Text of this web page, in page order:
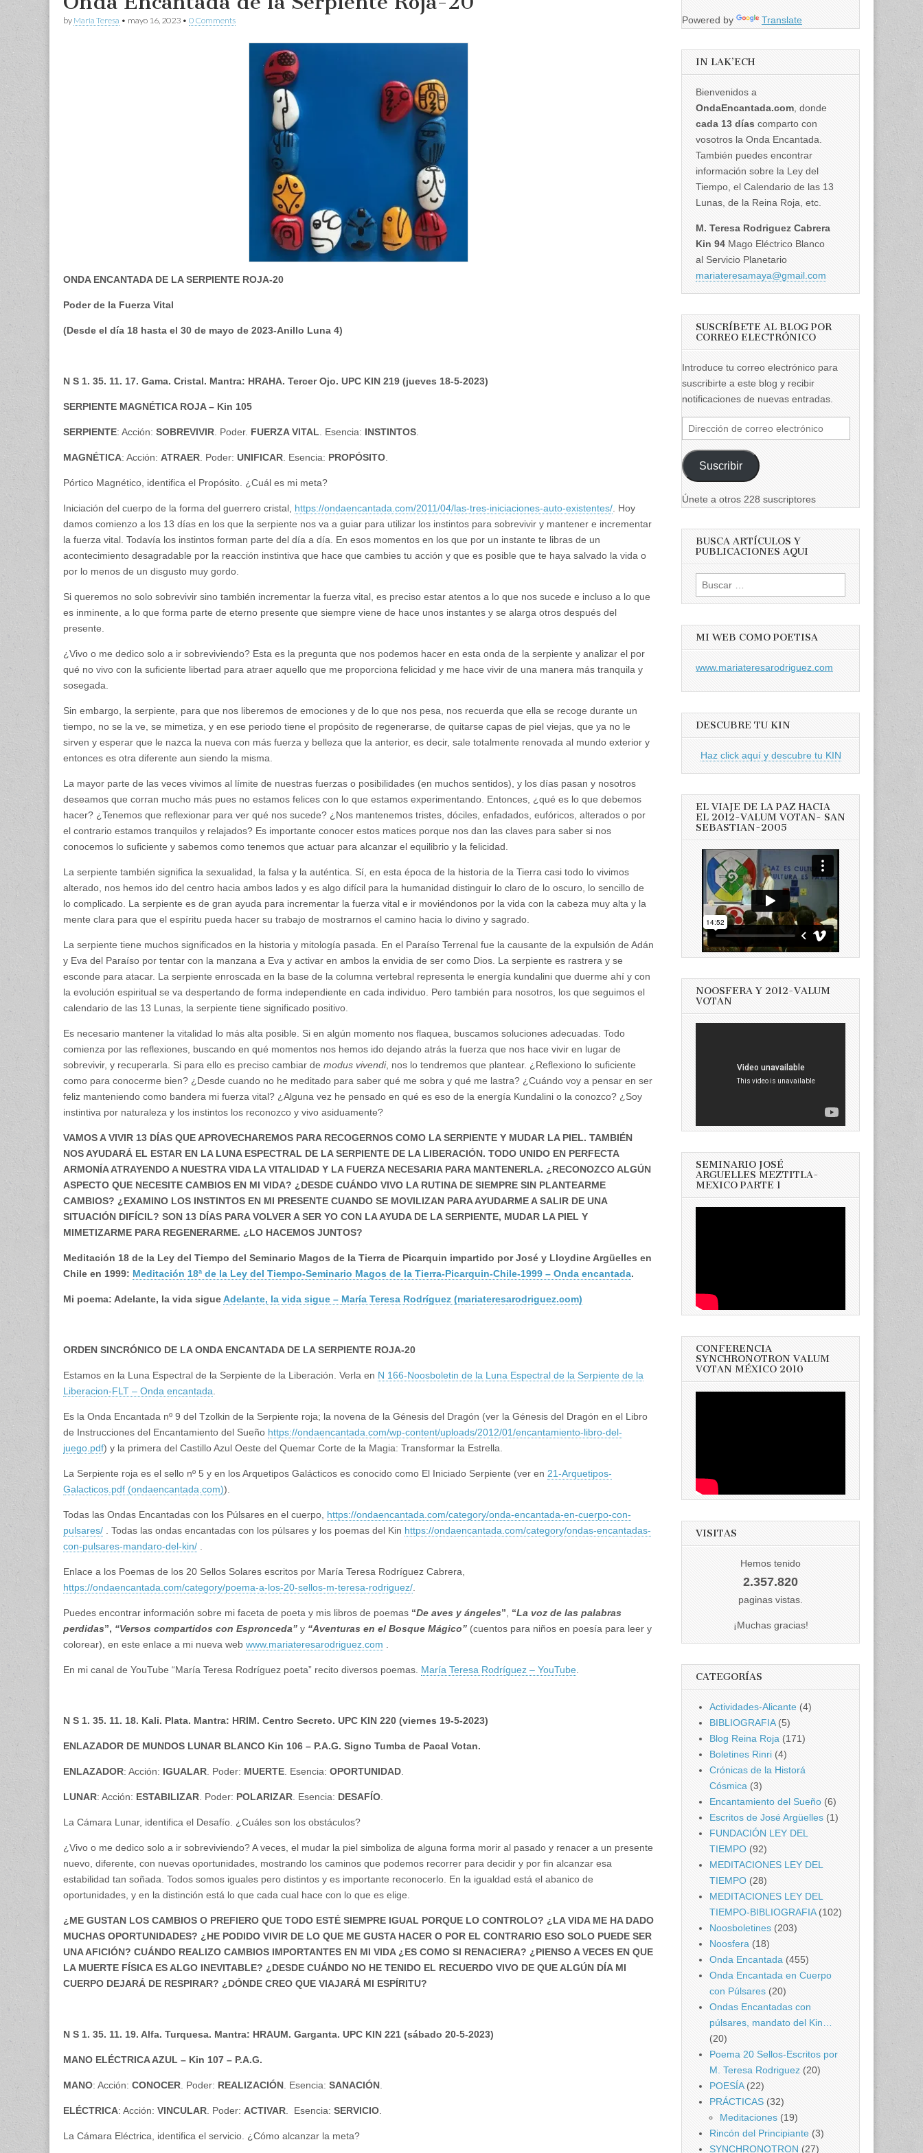
by Maria Teresa • mayo 16, 2023 • 0 Comments
ONDA ENCANTADA DE LA SERPIENTE ROJA-20
Poder de la Fuerza Vital
(Desde el día 18 hasta el 30 de mayo de 2023-Anillo Luna 4)
N S 1. 35. 11. 17. Gama. Cristal. Mantra: HRAHA. Tercer Ojo. UPC KIN 219 (jueves 18-5-2023)
SERPIENTE MAGNÉTICA ROJA – Kin 105
SERPIENTE: Acción: SOBREVIVIR . Poder. FUERZA VITAL . Esencia: INSTINTOS
MAGNÉTICA: Acción: ATRAER . Poder: UNIFICAR . Esencia: PROPÓSITO
Pórtico Magnético, identifica el Propósito. ¿Cuál es mi meta?
Iniciación del cuerpo de la forma del guerrero cristal, https://ondaencantada.com/2011/04/las-tres-iniciaciones-auto-existentes/ . Hoy
damos comienzo a los 13 días en los que la serpiente nos va a guiar para utilizar los instintos para sobrevivir y mantener e incrementar
la fuerza vital. Todavía los instintos forman parte del día a día. En esos momentos en los que por un instante te libras de un
acontecimiento desagradable por la reacción instintiva que hace que cambies tu acción y que es posible que te haya salvado la vida o
por lo menos de un disgusto muy gordo.
Si queremos no solo sobrevivir sino también incrementar la fuerza vital, es preciso estar atentos a lo que nos sucede e incluso a lo que
es inminente, a lo que forma parte de eterno presente que siempre viene de hace unos instantes y se alarga otros después del
presente.
¿Vivo o me dedico solo a ir sobreviviendo? Esta es la pregunta que nos podemos hacer en esta onda de la serpiente y analizar el por
qué no vivo con la suficiente libertad para atraer aquello que me proporciona felicidad y me hace vivir de una manera más tranquila y
sosegada.
Sin embargo, la serpiente, para que nos liberemos de emociones y de lo que nos pesa, nos recuerda que ella se recoge durante un
tiempo, no se la ve, se mimetiza, y en ese periodo tiene el propósito de regenerarse, de quitarse capas de piel viejas, que ya no le
sirven y esperar que le nazca la nueva con más fuerza y belleza que la anterior, es decir, sale totalmente renovada al mundo exterior y
entonces es otra diferente aun siendo la misma.
La mayor parte de las veces vivimos al límite de nuestras fuerzas o posibilidades (en muchos sentidos), y los días pasan y nosotros
deseamos que corran mucho más pues no estamos felices con lo que estamos experimentando. Entonces, ¿qué es lo que debemos
hacer? ¿Tenemos que reflexionar para ver qué nos sucede? ¿Nos mantenemos tristes, dóciles, enfadados, eufóricos, alterados o por
el contrario estamos tranquilos y relajados? Es importante conocer estos matices porque nos dan las claves para saber si nos
conocemos lo suficiente y sabemos como tenemos que actuar para alcanzar el equilibrio y la felicidad.
La serpiente también significa la sexualidad, la falsa y la auténtica. Sí, en esta época de la historia de la Tierra casi todo lo vivimos
alterado, nos hemos ido del centro hacia ambos lados y es algo difícil para la humanidad distinguir lo claro de lo oscuro, lo sencillo de
lo complicado. La serpiente es de gran ayuda para incrementar la fuerza vital e ir moviéndonos por la vida con la cabeza muy alta y la
mente clara para que el espíritu pueda hacer su trabajo de mostrarnos el camino hacia lo divino y sagrado.
La serpiente tiene muchos significados en la historia y mitología pasada. En el Paraíso Terrenal fue la causante de la expulsión de Adán
y Eva del Paraíso por tentar con la manzana a Eva y activar en ambos la envidia de ser como Dios. La serpiente es rastrera y se
esconde para atacar. La serpiente enroscada en la base de la columna vertebral representa le energía kundalini que duerme ahí y con
la evolución espiritual se va despertando de forma independiente en cada individuo. Pero también para nosotros, los que seguimos el
calendario de las 13 Lunas, la serpiente tiene significado positivo.
Es necesario mantener la vitalidad lo más alta posible. Si en algún momento nos flaquea, buscamos soluciones adecuadas. Todo
comienza por las reflexiones, buscando en qué momentos nos hemos ido dejando atrás la fuerza que nos hace vivir en lugar de
sobrevivir, y recuperarla. Si para ello es preciso cambiar de modus vivendi, nos lo tendremos que plantear. ¿Reflexiono lo suficiente
como para conocerme bien? ¿Desde cuando no he meditado para saber qué me sobra y qué me lastra? ¿Cuándo voy a pensar en ser
feliz manteniendo como bandera mi fuerza vital? ¿Alguna vez he pensado en qué es eso de la energía Kundalini o la conozco? ¿Soy
instintiva por naturaleza y los instintos los reconozco y vivo asiduamente?
VAMOS A VIVIR 13 DÍAS QUE APROVECHAREMOS PARA RECOGERNOS COMO LA SERPIENTE Y MUDAR LA PIEL. TAMBIÉN
NOS AYUDARÁ EL ESTAR EN LA LUNA ESPECTRAL DE LA SERPIENTE DE LA LIBERACIÓN. TODO UNIDO EN PERFECTA
ARMONÍA ATRAYENDO A NUESTRA VIDA LA VITALIDAD Y LA FUERZA NECESARIA PARA MANTENERLA. ¿RECONOZCO ALGÚN
ASPECTO QUE NECESITE CAMBIOS EN MI VIDA? ¿DESDE CUÁNDO VIVO LA RUTINA DE SIEMPRE SIN PLANTEARME
CAMBIOS? ¿EXAMINO LOS INSTINTOS EN MI PRESENTE CUANDO SE MOVILIZAN PARA AYUDARME A SALIR DE UNA
SITUACIÓN DIFÍCIL? SON 13 DÍAS PARA VOLVER A SER YO CON LA AYUDA DE LA SERPIENTE, MUDAR LA PIEL Y
MIMETIZARME PARA REGENERARME. ¿LO HACEMOS JUNTOS?
Meditación 18 de la Ley del Tiempo del Seminario Magos de la Tierra de Picarquin impartido por José y Lloydine Argüelles en
Chile en 1999: Meditación 18ª de la Ley del Tiempo-Seminario Magos de la Tierra-Picarquin-Chile-1999 – Onda encantada.
Mi poema: Adelante, la vida sigueAdelante, la vida sigue – María Teresa Rodríguez (mariateresarodriguez.com)
ORDEN SINCRÓNICO DE LA ONDA ENCANTADA DE LA SERPIENTE ROJA-20
Estamos en la Luna Espectral de la Serpiente de la Liberación. Verla en N 166-Noosboletin de la Luna Espectral de la Serpiente de la
Liberacion-FLT – Onda encantada
Es la Onda Encantada nº 9 del Tzolkin de la Serpiente roja; la novena de la Génesis del Dragón (ver la Génesis del Dragón en el Libro
de Instrucciones del Encantamiento del Sueño https://ondaencantada.com/wp-content/uploads/2012/01/encantamiento-libro-del-
juego.pdf) y la primera del Castillo Azul Oeste del Quemar Corte de la Magia: Transformar la Estrella.
La Serpiente roja es el sello nº 5 y en los Arquetipos Galácticos es conocido como El Iniciado Serpiente (ver en 21-Arquetipos-
Galacticos.pdf (ondaencantada.com)).
Todas las Ondas Encantadas con los Púlsares en el cuerpo, https://ondaencantada.com/category/onda-encantada-en-cuerpo-con-
pulsares/ . Todas las ondas encantadas con los púlsares y los poemas del Kin https://ondaencantada.com/category/ondas-encantadas-
con-pulsares-mandaro-del-kin/
Enlace a los Poemas de los 20 Sellos Solares escritos por María Teresa Rodríguez Cabrera,
https://ondaencantada.com/category/poema-a-los-20-sellos-m-teresa-rodriguez/
Puedes encontrar información sobre mi faceta de poeta y mis libros de poemas “De aves y ángeles” “La voz de las palabras
perdidas”, “Versos compartidos con Espronceda” y “Aventuras en el Bosque Mágico” (cuentos para niños en poesía para leer y
colorear), en este enlace a mi nueva web www.mariateresarodriguez.com
En mi canal de YouTube “María Teresa Rodríguez poeta” recito diversos poemas. María Teresa Rodríguez – YouTube
N S 1. 35. 11. 18. Kali. Plata. Mantra: HRIM. Centro Secreto. UPC KIN 220 (viernes 19-5-2023)
ENLAZADOR DE MUNDOS LUNAR BLANCO Kin 106 – P.A.G. Signo Tumba de Pacal Votan.
ENLAZADOR: Acción: IGUALAR . Poder: MUERTE . Esencia: OPORTUNIDAD
LUNAR: Acción: ESTABILIZAR . Poder: POLARIZAR . Esencia: DESAFÍO
La Cámara Lunar, identifica el Desafío. ¿Cuáles son los obstáculos?
¿Vivo o me dedico solo a ir sobreviviendo? A veces, el mudar la piel simboliza de alguna forma morir al pasado y renacer a un presente
nuevo, diferente, con nuevas oportunidades, mostrando los caminos que podemos recorrer para decidir y por fin alcanzar esa
estabilidad tan soñada. Todos somos iguales pero distintos y es importante reconocerlo. En la igualdad está el abanico de
oportunidades, y en la distinción está lo que cada cual hace con lo que es elige.
¿ME GUSTAN LOS CAMBIOS O PREFIERO QUE TODO ESTÉ SIEMPRE IGUAL PORQUE LO CONTROLO? ¿LA VIDA ME HA DADO
MUCHAS OPORTUNIDADES? ¿HE PODIDO VIVIR DE LO QUE ME GUSTA HACER O POR EL CONTRARIO ESO SOLO PUEDE SER
UNA AFICIÓN? CUÁNDO REALIZO CAMBIOS IMPORTANTES EN MI VIDA ¿ES COMO SI RENACIERA? ¿PIENSO A VECES EN QUE
LA MUERTE FÍSICA ES ALGO INEVITABLE? ¿DESDE CUÁNDO NO HE TENIDO EL RECUERDO VIVO DE QUE ALGÚN DÍA MI
CUERPO DEJARÁ DE RESPIRAR? ¿DÓNDE CREO QUE VIAJARÁ MI ESPÍRITU?
N S 1. 35. 11. 19. Alfa. Turquesa. Mantra: HRAUM. Garganta. UPC KIN 221 (sábado 20-5-2023)
MANO ELÉCTRICA AZUL – Kin 107 – P.A.G.
MANO: Acción: CONOCER . Poder: REALIZACIÓN . Esencia: SANACIÓN
ELÉCTRICA: Acción: VINCULAR . Poder: ACTIVAR . Esencia: SERVICIO
La Cámara Eléctrica, identifica el servicio. ¿Cómo alcanzar la meta?
Powered by Translate
IN LAK’ECH
Bienvenidos a
OndaEncantada.com , donde
cada 13 días comparto con
vosotros la Onda Encantada.
También puedes encontrar
información sobre la Ley del
Tiempo, el Calendario de las 13
Lunas, de la Reina Roja, etc.
M. Teresa Rodriguez Cabrera
Kin 94 Mago Eléctrico Blanco
al Servicio Planetario
mariateresamaya@gmail.com
SUSCRÍBETE AL BLOG POR
CORREO ELECTRÓNICO
Introduce tu correo electrónico para
suscribirte a este blog y recibir
notificaciones de nuevas entradas.
Dirección
de
correo
electrónico
Suscribir
Únete a otros 228 suscriptores
BUSCA ARTÍCULOS Y
PUBLICACIONES AQUI
Buscar:
MI WEB COMO POETISA
www.mariateresarodriguez.com
DESCUBRE TU KIN
Haz click aquí y descubre tu KIN
EL VIAJE DE LA PAZ HACIA
EL 2012-VALUM VOTAN- SAN
SEBASTIAN-2005
NOOSFERA Y 2012-VALUM
VOTAN
SEMINARIO JOSÉ
ARGUELLES MEZTITLA-
MEXICO PARTE 1
CONFERENCIA
SYNCHRONOTRON VALUM
VOTAN MÉXICO 2010
VISITAS
Hemos tenido
2.357.820
paginas vistas.
¡Muchas gracias!
CATEGORÍAS
Actividades-Alicante (4)
BIBLIOGRAFIA(5)
Blog Reina Roja (171)
Boletines Rinri (4)
Crónicas de la Historá
Cósmica (3)
Encantamiento del Sueño (6)
Escritos de José Argüelles (1)
FUNDACIÓN LEY DEL
TIEMPO (92)
MEDITACIONES LEY DEL
TIEMPO (28)
MEDITACIONES LEY DEL
TIEMPO-BIBLIOGRAFIA(102)
Noosboletines (203)
Noosfera (18)
Onda Encantada (455)
Onda Encantada en Cuerpo
con Púlsares (20)
Ondas Encantadas con
púlsares, mandato del Kin…
(20)
Poema 20 Sellos-Escritos por
M. Teresa Rodriguez (20)
POESÍA(22)
PRÁCTICAS (32)
Meditaciones (19)
Rincón del Principiante (3)
SYNCHRONOTRON (27)